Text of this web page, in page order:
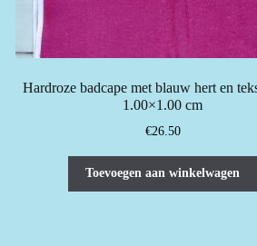
Hardroze badcape met blauw hert en
1.00×1.00 cm
€26.50
Toevoegen aan winkelwagen